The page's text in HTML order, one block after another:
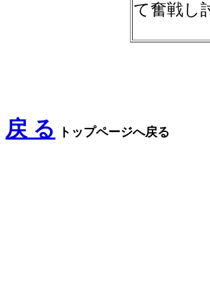
て奮戦し
戻 る トップページへ戻る